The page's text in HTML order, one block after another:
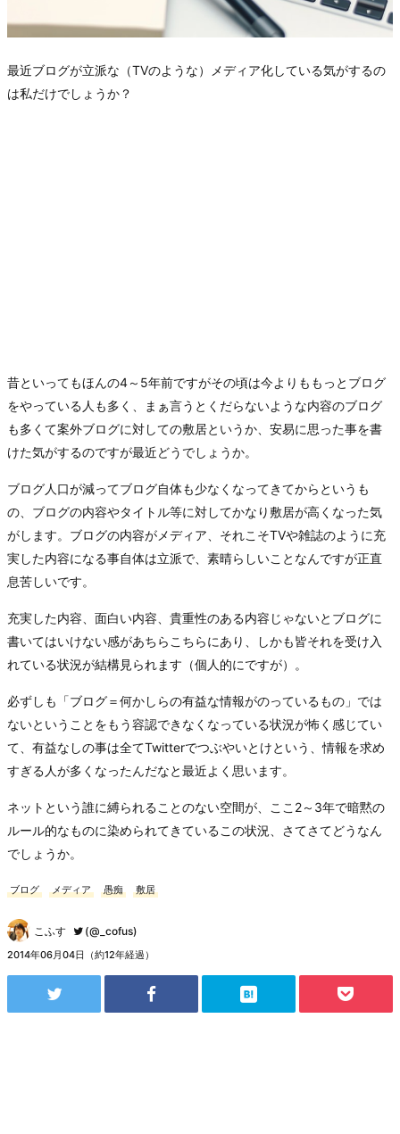
最近ブログが立派な（TVのような）メディア化している気がするの
は私だけでしょうか？
昔といってもほんの4～5年前ですがその頃は今よりももっとブログ
をやっている人も多く、まぁ言うとくだらないような内容のブログ
も多くて案外ブログに対しての敷居というか、安易に思った事を書
けた気がするのですが最近どうでしょうか。
ブログ人口が減ってブログ自体も少なくなってきてからというも
の、ブログの内容やタイトル等に対してかなり敷居が高くなった気
がします。ブログの内容がメディア、それこそTVや雑誌のように充
実した内容になる事自体は立派で、素晴らしいことなんですが正直
息苦しいです。
充実した内容、面白い内容、貴重性のある内容じゃないとブログに
書いてはいけない感があちらこちらにあり、しかも皆それを受け入
れている状況が結構見られます（個人的にですが）。
必ずしも「ブログ＝何かしらの有益な情報がのっているもの」では
ないということをもう容認できなくなっている状況が怖く感じてい
て、有益なしの事は全てTwitterでつぶやいとけという、情報を求め
すぎる人が多くなったんだなと最近よく思います。
ネットという誰に縛られることのない空間が、ここ2～3年で暗黙の
ルール的なものに染められてきているこの状況、さてさてどうなん
でしょうか。
ブログ メディア 愚痴 敷居
こふす (@_cofus)
2014年06月04日（約12年経過）